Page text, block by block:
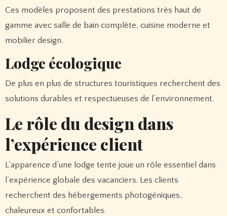
Ces modèles proposent des prestations très haut de
gamme avec salle de bain complète, cuisine moderne et
mobilier design.
Lodge écologique
De plus en plus de structures touristiques recherchent des
solutions durables et respectueuses de l’environnement.
Le rôle du design dans
l’expérience client
L’apparence d’une lodge tente joue un rôle essentiel dans
l’expérience globale des vacanciers. Les clients
recherchent des hébergements photogéniques,
chaleureux et confortables.